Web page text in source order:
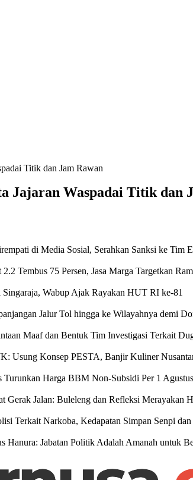
Jajaran Waspadai Titik dan
di Media Sosial, Serahkan Sanksi ke Tim
Tembus 75 Persen, Jasa Marga Targetkan
Wabup Ajak Rayakan HUT RI ke-81
Jalur Tol hingga ke Wilayahnya demi
Maaf dan Bentuk Tim Investigasi Terkait
Usung Konsep PESTA, Banjir Kuliner
Turunkan Harga BBM Non-Subsidi Per 1
Gerak Jalan: Buleleng dan Refleksi Merayakan
Terkait Narkoba, Kedapatan Simpan Senpi
Hanura: Jabatan Politik Adalah Amanah untuk